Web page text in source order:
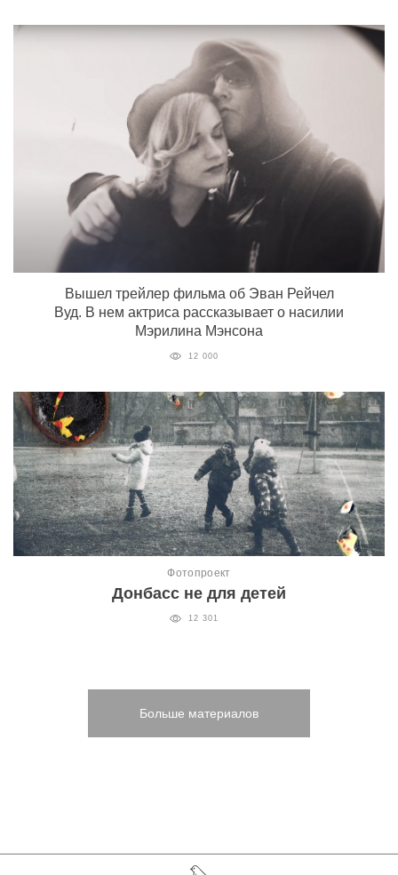
Вышел трейлер фильма об Эван Рейчел
Вуд. В нем актриса рассказывает о насилии
Мэрилина Мэнсона
12 000
Фотопроект
Донбасс не для детей
12 301
Больше материалов